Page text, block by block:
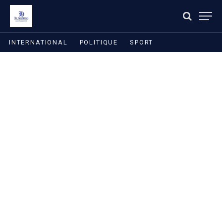
INTERNATIONAL POLITIQUE SPORT